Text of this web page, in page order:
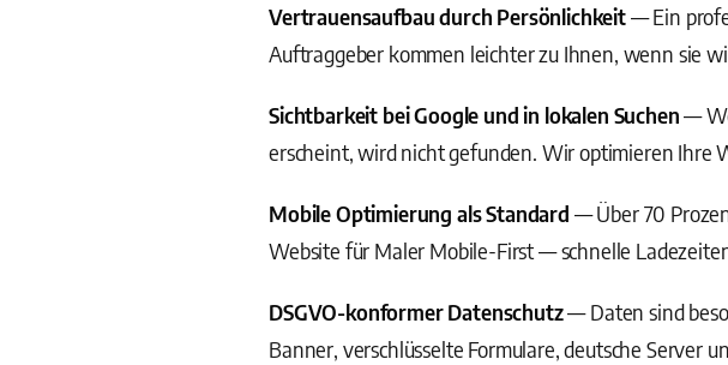
Vertrauensaufbau durch Persönlichkeit— Ein
Auftraggeber kommen leichter zu Ihnen, wenn sie
Sichtbarkeit bei Google und in lokalen Suchen—
erscheint, wird nicht gefunden. Wir optimieren Ihre
Mobile Optimierung als Standard — Über 70
Website für Maler Mobile-First — schnelle
DSGVO-konformer Datenschutz— Daten sind
Banner, verschlüsselte Formulare, deutsche Server